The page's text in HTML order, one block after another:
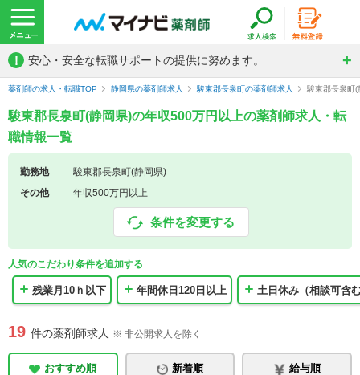
! 安心・安全な転職サポートの提供に努めます。
薬剤師の求人・転職TOP 静岡県の薬剤師求人 駿東郡長泉町の薬剤師求人 駿東郡長泉町
駿東郡長泉町(静岡県)の年収500万円以上の薬剤師求人・転
職情報一覧
勤務地
駿東郡長泉町(静岡県)
その他
年収500万円以上
条件を変更する
人気のこだわり条件を追加する
残業月10ｈ以下 年間休日120日以上 土日休み（相談可含
19 件の薬剤師求人 ※ 非公開求人を除く
おすすめ順 新着順 給与順